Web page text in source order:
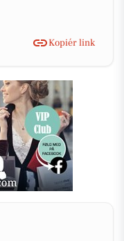
Kopiér link